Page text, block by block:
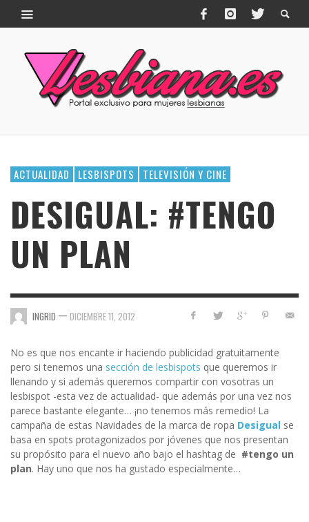
ACTUALIDAD LESBISPOTS TELEVISIÓN Y CINE
DESIGUAL: #TENGO
UN PLAN
INGRID — DICIEMBRE 11, 2012
No es que nos encante ir haciendo publicidad gratuitamente
pero si tenemos una sección de lesbispots que queremos ir
llenando y si además queremos compartir con vosotras un
lesbispot -esta vez de actualidad- que además por una vez nos
parece bastante elegante… ¡no tenemos más remedio! La
campaña de estas Navidades de la marca de ropa Desigual se
basa en spots protagonizados por jóvenes que nos presentan
su propósito para el nuevo año bajo el hashtag de #tengo un
plan. Hay uno que nos ha gustado especialmente…